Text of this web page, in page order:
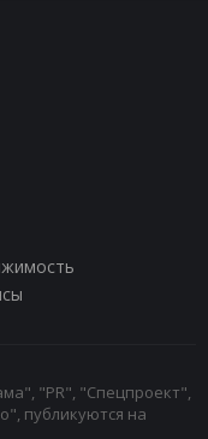
"PR", "Спецпроект",
публикуются на